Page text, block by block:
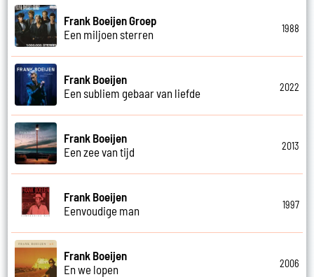
Frank Boeijen Groep
Een miljoen sterren
1988
Frank Boeijen
Een subliem gebaar van liefde
2022
Frank Boeijen
Een zee van tijd
2013
Frank Boeijen
Eenvoudige man
1997
Frank Boeijen
En we lopen
2006